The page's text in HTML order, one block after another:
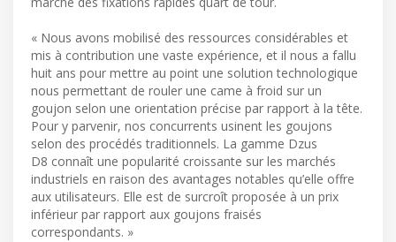
« Nous avons mobilisé des ressources considérables et
mis à contribution une vaste expérience, et il nous a fallu
huit ans pour mettre au point une solution technologique
nous permettant de rouler une came à froid sur un
goujon selon une orientation précise par rapport à la tête.
Pour y parvenir, nos concurrents usinent les goujons
selon des procédés traditionnels. La gamme Dzus
D8 connaît une popularité croissante sur les marchés
industriels en raison des avantages notables qu’elle offre
aux utilisateurs. Elle est de surcroît proposée à un prix
inférieur par rapport aux goujons fraisés
correspondants. »